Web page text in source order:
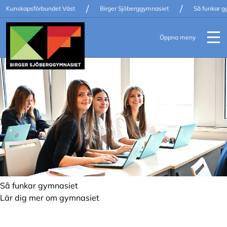
Kunskapsförbundet Väst / Birger Sjöberggymnasiet / Så funkar
Öppna meny
Så funkar gymnasiet
Lär dig mer om gymnasiet